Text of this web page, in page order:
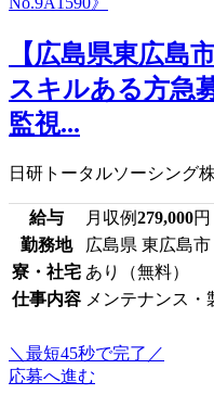
【広島県東広島
スキルある方急
監視...
日研トータルソーシング
給与 月収例279,000円
勤務地
広島県 東広島市
寮・社宅 あり（無料）
仕事内容 メンテナンス・
＼最短45秒で完了／
応募へ進む